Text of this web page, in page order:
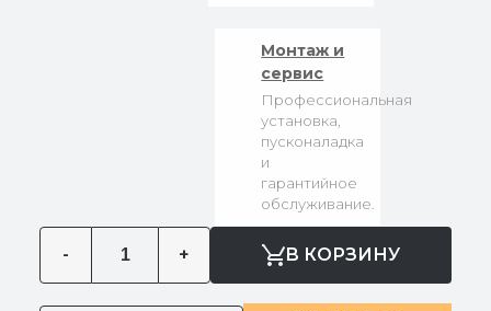
Монтаж и
сервис
Профессиональная
установка,
пусконаладка
и
гарантийное
обслуживание.
- + В КОРЗИНУ